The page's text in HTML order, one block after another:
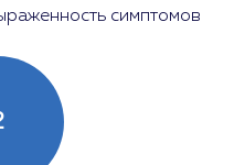
симптомов